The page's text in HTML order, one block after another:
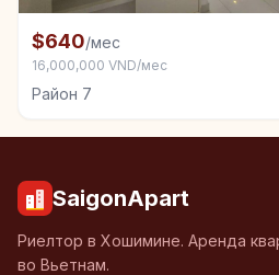
Квартира в аренду в Район
$640/мес
16,000,000 VND/мес
Район 7
SaigonApart
Риелтор в Хошимине. Аренда
во Вьетнам.